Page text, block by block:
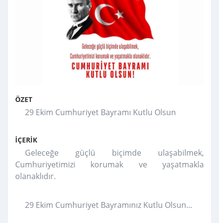
ÖZET
29 Ekim Cumhuriyet Bayramı Kutlu Olsun
İÇERİK
Geleceğe güçlü biçimde ulaşabilmek,
Cumhuriyetimizi korumak ve yaşatmakla
olanaklıdır.
29 Ekim Cumhuriyet Bayramınız Kutlu Olsun...